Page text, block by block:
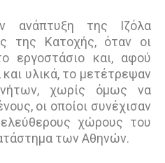
ανάπτυξη της Ιζόλα
της Κατοχής, όταν οι
εργοστάσιο και, αφού
υλικά, το μετέτρεψαν
χωρίς όμως να
οι οποίοι συνέχισαν
χώρους του
των Αθηνών.